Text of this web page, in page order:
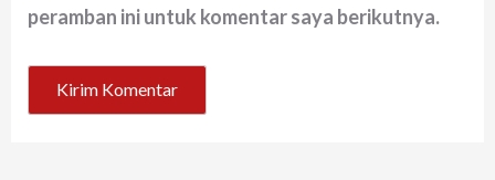
peramban ini untuk komentar saya berikutnya.